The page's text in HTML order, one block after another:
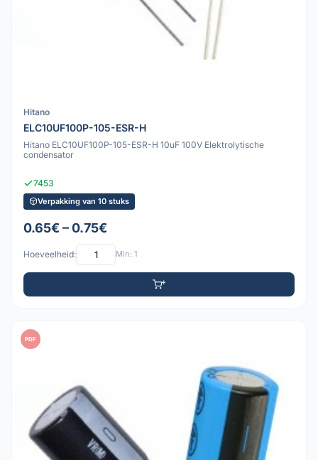
Hitano
ELC10UF100P-105-ESR-H
Hitano ELC10UF100P-105-ESR-H 10uF 100V Elektrolytische
condensator
7453
Verpakking van 10 stuks
0.65€ – 0.75€
Hoeveelheid: Min: 1
PDF